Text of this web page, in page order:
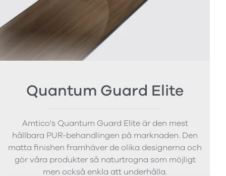
Quantum Guard Elite
Amtico's Quantum Guard Elite är den mest
hållbara PUR-behandlingen på marknaden. Den
matta finishen framhäver de olika designerna och
gör våra produkter så naturtrogna som möjligt
men också enkla att underhålla.